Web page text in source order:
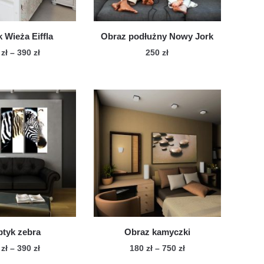
Wieża Eiffla
zł – 390złZakres
250 zł
390 zł
produkt
ma
wiele
wariantów.
Opcje
można
na
stronie
produktu
Obraz podłużny Nowy Jork
250zł
produkt
wiele
wariantów.
Opcje
można
wybrać
na
stronie
produktu
zebra
zł – 390złZakres
Obraz kamyczki
180 zł – 750 złZakres